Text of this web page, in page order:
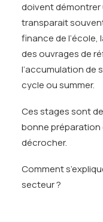
doivent
transparait
finance de
des ouvrages de
l’accumulation de
cycle ou summer.
Ces stages sont
bonne préparation
décrocher.
Comment
secteur ?